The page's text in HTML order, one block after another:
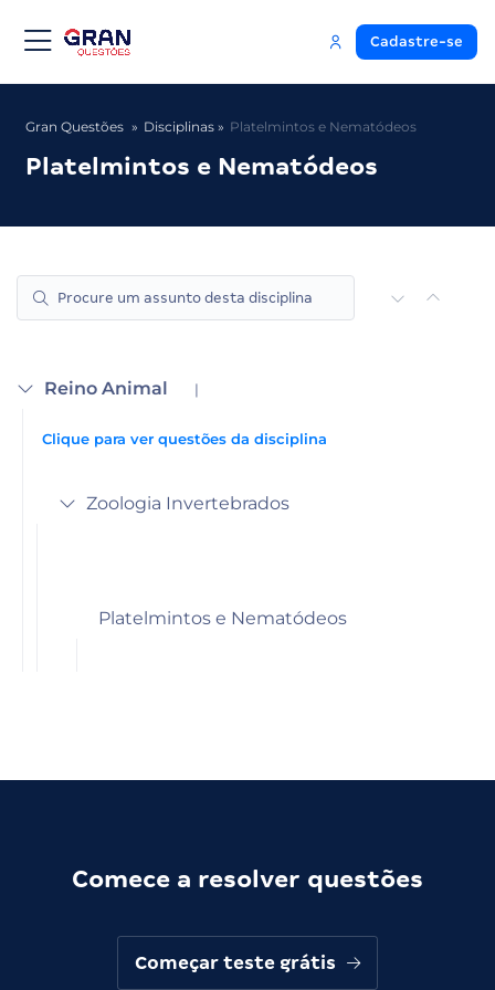
Cadastre-se
Gran Questões Disciplinas Platelmintos e Nematódeos
Platelmintos e Nematódeos
Reino Animal |
Clique para ver questões da disciplina
Zoologia Invertebrados
Platelmintos e Nematódeos
Comece a resolver questões
Começar teste grátis